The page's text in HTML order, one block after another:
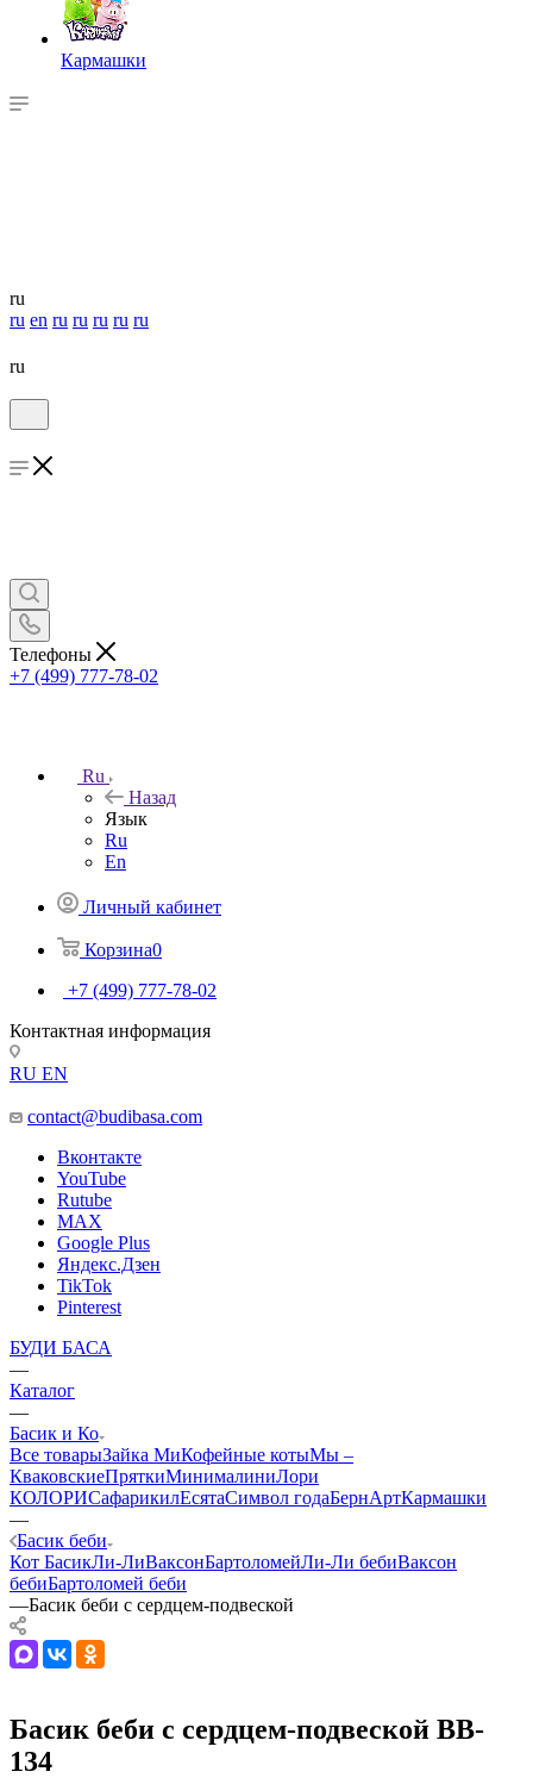
Кармашки
ru
ru en ru ru ru ru ru
ru
Телефоны
+7 (499) 777-78-02
Ru
Назад
Язык
Ru
En
Личный кабинет
Корзина0
+7 (499) 777-78-02
Контактная информация
RU EN
contact@budibasa.com
Вконтакте
YouTube
Rutube
MAX
Google Plus
Яндекс.Дзен
TikTok
Pinterest
БУДИ БАСА
—
Каталог
—
Басик и Ко
Все товарыЗайка МиКофейные котыМы –
КваковскиеПряткиМинималиниЛори
КОЛОРИСафарикилЕсятаСимвол годаБернАртКармашки
—
Басик беби
Кот БасикЛи-ЛиВаксонБартоломейЛи-Ли бебиВаксон
бебиБартоломей беби
—Басик беби с сердцем-подвеской
Басик беби с сердцем-подвеской BB-
134